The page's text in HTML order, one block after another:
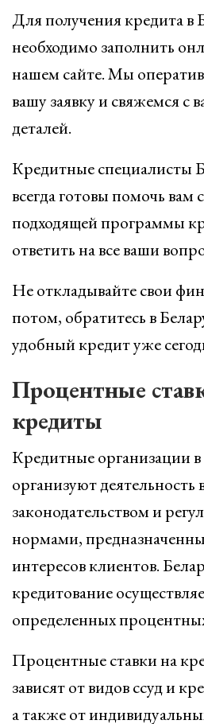
Для получения кредита в
необходимо заполнить
нашем сайте. Мы
вашу заявку и свяжемся с
деталей.
Кредитные специалисты
всегда готовы помочь
подходящей программы
ответить на все ваши
Не откладывайте свои
потом, обратитесь в
удобный кредит уже
Процентные
кредиты
Кредитные организации в
организуют деятельность
законодательством и
нормами,
интересов клиентов.
кредитование
определенных
Процентные ставки на
зависят от видов ссуд и
а также от